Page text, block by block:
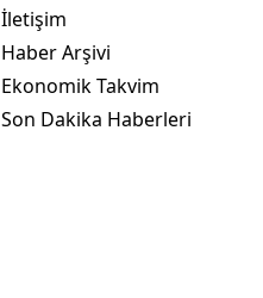
İletişim
Haber Arşivi
Ekonomik Takvim
Son Dakika Haberleri